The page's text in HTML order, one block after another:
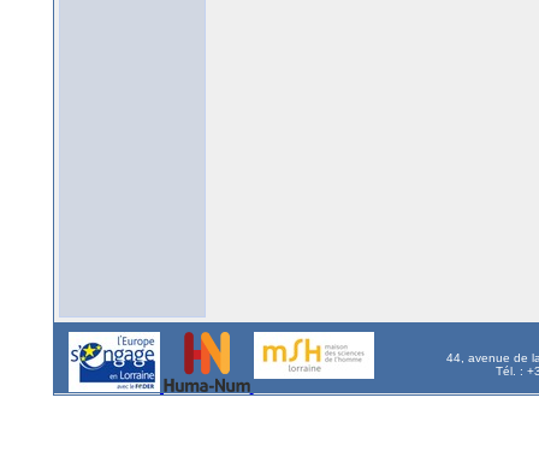
44, avenue de
Tél. :